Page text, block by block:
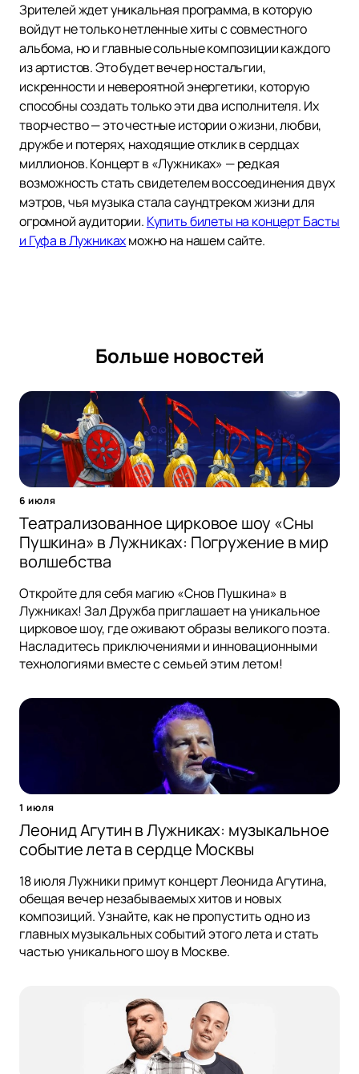
Зрителей ждет уникальная программа, в которую
войдут не только нетленные хиты с совместного
альбома, но и главные сольные композиции каждого
из артистов. Это будет вечер ностальгии,
искренности и невероятной энергетики, которую
способны создать только эти два исполнителя. Их
творчество — это честные истории о жизни, любви,
дружбе и потерях, находящие отклик в сердцах
миллионов. Концерт в «Лужниках» — редкая
возможность стать свидетелем воссоединения двух
мэтров, чья музыка стала саундтреком жизни для
огромной аудитории. Купить билеты на концерт Басты
и Гуфа в Лужникахможно на нашем сайте.
Больше новостей
6 июля
Театрализованное цирковое шоу «Сны
Пушкина» в Лужниках: Погружение в мир
волшебства
Откройте для себя магию «Снов Пушкина» в
Лужниках! Зал Дружба приглашает на уникальное
цирковое шоу, где оживают образы великого поэта.
Насладитесь приключениями и инновационными
технологиями вместе с семьей этим летом!
1 июля
Леонид Агутин в Лужниках: музыкальное
событие лета в сердце Москвы
18 июля Лужники примут концерт Леонида Агутина,
обещая вечер незабываемых хитов и новых
композиций. Узнайте, как не пропустить одно из
главных музыкальных событий этого лета и стать
частью уникального шоу в Москве.